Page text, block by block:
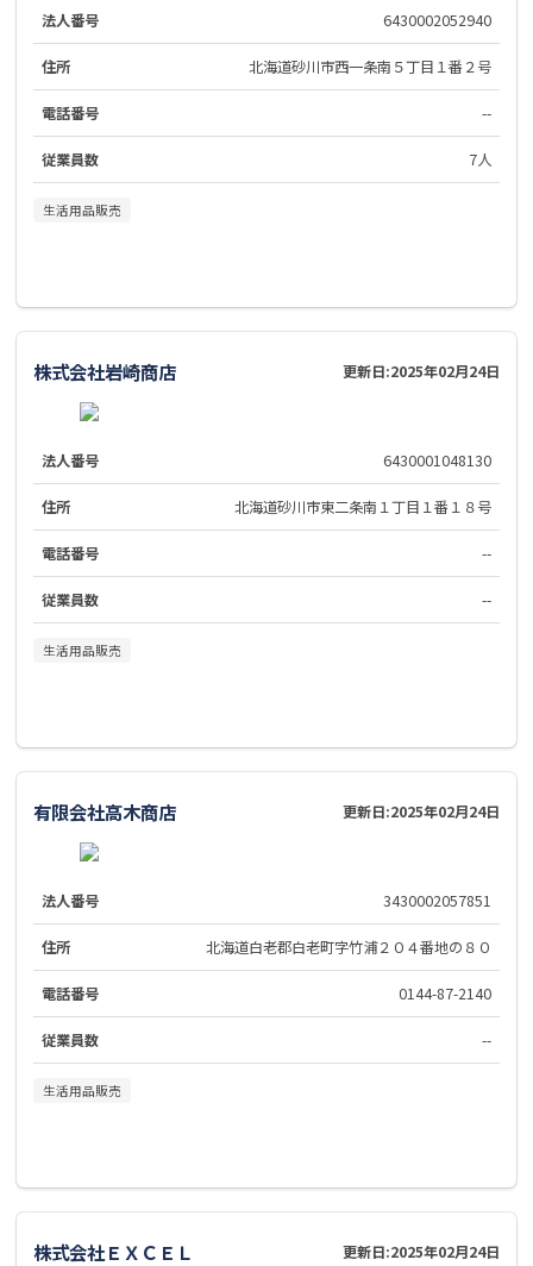
法人番号 6430002052940
住所 北海道砂川市西一条南５丁目１番２号
電話番号 --
従業員数 7人
生活用品販売
株式会社岩崎商店 更新日:2025年02月24日
法人番号 6430001048130
住所 北海道砂川市東二条南１丁目１番１８号
電話番号 --
従業員数 --
生活用品販売
有限会社高木商店 更新日:2025年02月24日
法人番号 3430002057851
住所 北海道白老郡白老町字竹浦２０４番地の８０
電話番号 0144-87-2140
従業員数 --
生活用品販売
株式会社ＥＸＣＥＬ 更新日:2025年02月24日